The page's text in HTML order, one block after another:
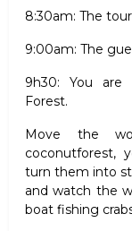
8:30am: The
9:00am: The
9h30: You
Forest.
Move the
coconutforest,
turn them into
and watch the
boat fishing